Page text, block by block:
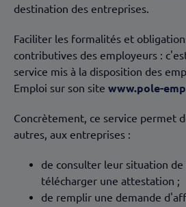
destination des entreprises.
Faciliter les formalités et
contributives des employeurs :
service mis à la disposition des
Emploi sur son site www.pole-
Concrètement, ce service permet
autres, aux entreprises :
de consulter leur situation
télécharger une attestation ;
de remplir une demande